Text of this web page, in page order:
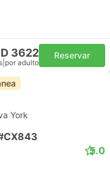
3622
por adulto
Reservar
York
5.0